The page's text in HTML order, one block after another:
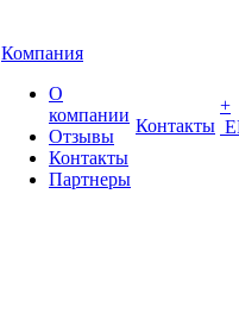
Компания
О
компании
Отзывы
Контакты
Партнеры
Контакты
+